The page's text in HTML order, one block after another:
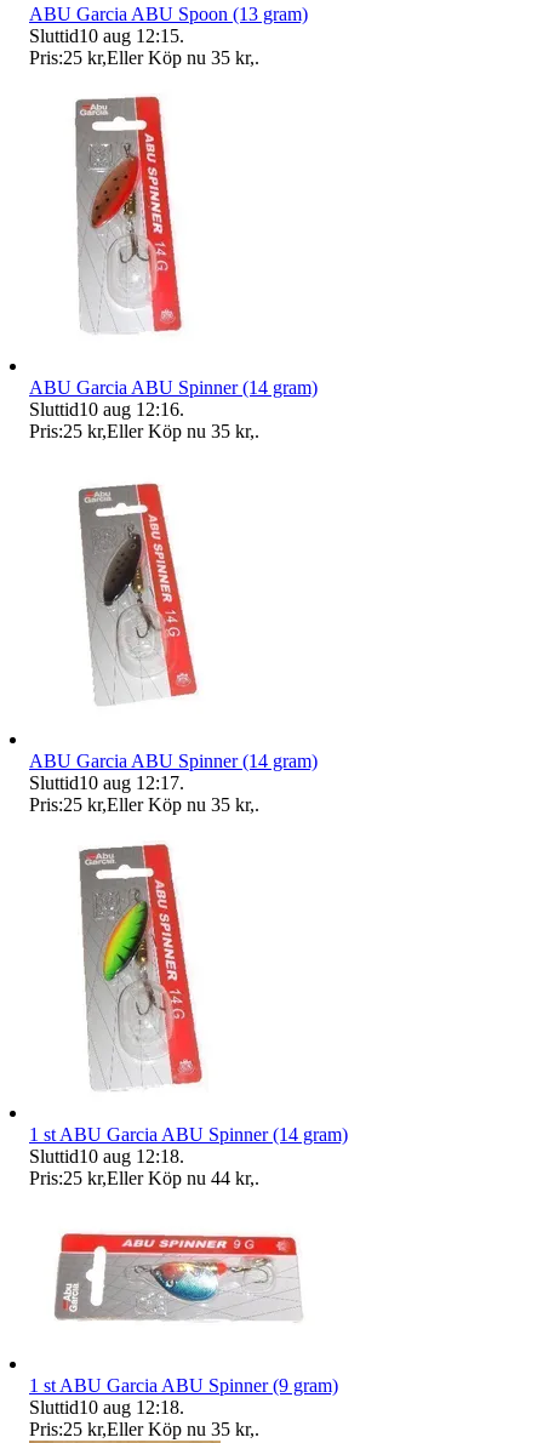
ABU Garcia ABU Spoon (13 gram)
Sluttid10 aug 12:15.
Pris:25 kr,Eller Köp nu 35 kr,.
ABU Garcia ABU Spinner (14 gram)
Sluttid10 aug 12:16.
Pris:25 kr,Eller Köp nu 35 kr,.
ABU Garcia ABU Spinner (14 gram)
Sluttid10 aug 12:17.
Pris:25 kr,Eller Köp nu 35 kr,.
1 st ABU Garcia ABU Spinner (14 gram)
Sluttid10 aug 12:18.
Pris:25 kr,Eller Köp nu 44 kr,.
1 st ABU Garcia ABU Spinner (9 gram)
Sluttid10 aug 12:18.
Pris:25 kr,Eller Köp nu 35 kr,.